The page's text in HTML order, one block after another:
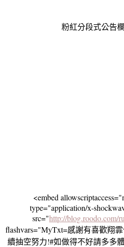
粉紅分段式公告
<embed
type="application/x-
src="http://blog.roodo.com/
flashvars="MyTxt=感謝有喜歡翔
續抽空努力!#如做得不好請多多